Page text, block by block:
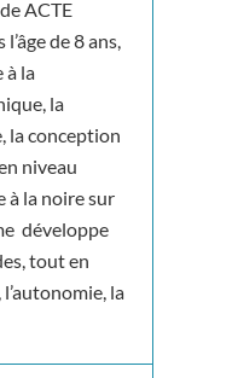
ACTE
de 8 ans,
à la
la
la conception
niveau
à la noire sur
développe
tout en
la